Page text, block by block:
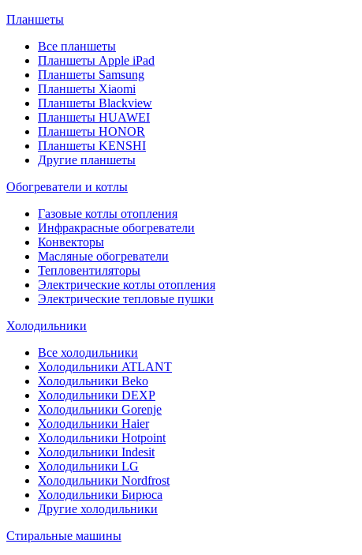
Планшеты
Все планшеты
Планшеты Apple iPad
Планшеты Samsung
Планшеты Xiaomi
Планшеты Blackview
Планшеты HUAWEI
Планшеты HONOR
Планшеты KENSHI
Другие планшеты
Обогреватели и котлы
Газовые котлы отопления
Инфракрасные обогреватели
Конвекторы
Масляные обогреватели
Тепловентиляторы
Электрические котлы отопления
Электрические тепловые пушки
Холодильники
Все холодильники
Холодильники ATLANT
Холодильники Beko
Холодильники DEXP
Холодильники Gorenje
Холодильники Haier
Холодильники Hotpoint
Холодильники Indesit
Холодильники LG
Холодильники Nordfrost
Холодильники Бирюса
Другие холодильники
Стиральные машины